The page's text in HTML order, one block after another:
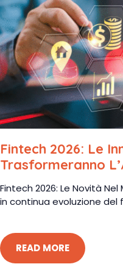
Fintech 2026: Le
Trasformeranno
Fintech 2026: Le Novità
in continua evoluzione del
READ MORE